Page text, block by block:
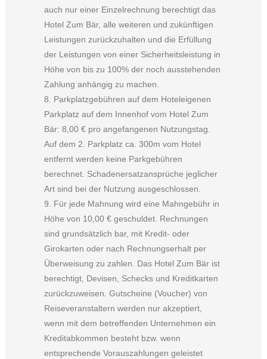
auch nur einer Einzelrechnung berechtigt das
Hotel Zum Bär, alle weiteren und zukünftigen
Leistungen zurückzuhalten und die Erfüllung
der Leistungen von einer Sicherheitsleistung in
Höhe von bis zu 100% der noch ausstehenden
Zahlung anhängig zu machen.
8. Parkplatzgebühren auf dem Hoteleigenen
Parkplatz auf dem Innenhof vom Hotel Zum
Bär: 8,00 € pro angefangenen Nutzungstag.
Auf dem 2. Parkplatz ca. 300m vom Hotel
entfernt werden keine Parkgebühren
berechnet. Schadenersatzansprüche jeglicher
Art sind bei der Nutzung ausgeschlossen.
9. Für jede Mahnung wird eine Mahngebühr in
Höhe von 10,00 € geschuldet. Rechnungen
sind grundsätzlich bar, mit Kredit- oder
Girokarten oder nach Rechnungserhalt per
Überweisung zu zahlen. Das Hotel Zum Bär ist
berechtigt, Devisen, Schecks und Kreditkarten
zurückzuweisen. Gutscheine (Voucher) von
Reiseveranstaltern werden nur akzeptiert,
wenn mit dem betreffenden Unternehmen ein
Kreditabkommen besteht bzw. wenn
entsprechende Vorauszahlungen geleistet